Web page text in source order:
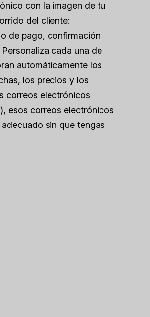
con la imagen de tu
del cliente:
de pago, confirmación
cada una de
automáticamente los
los precios y los
correos electrónicos
, esos correos electrónicos
sin que tengas